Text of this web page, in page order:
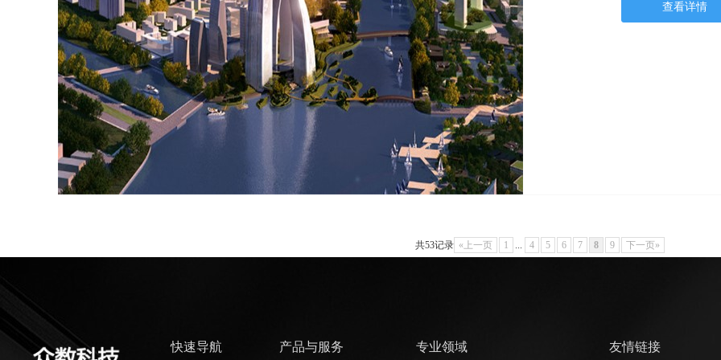
查看详情
共53记录 «上一页 1 ... 4 5 6 7 8 9 下一页»
快速导航 产品与服务 专业领域 友情链接